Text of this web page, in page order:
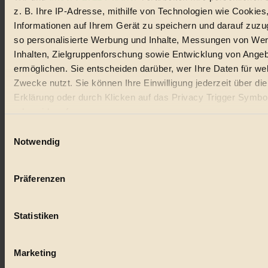
z. B. Ihre IP-Adresse, mithilfe von Technologien wie
Informationen auf Ihrem Gerät zu speichern und darauf
so personalisierte Werbung und Inhalte, Messungen von
Inhalten, Zielgruppenforschung sowie Entwicklung von
ermöglichen. Sie entscheiden darüber, wer Ihre Daten für
Zwecke nutzt. Sie können Ihre Einwilligung jederzeit über
Erklärung oder durch Klicken auf das Privacy Trigger
oder widerrufen
Wenn Sie es erlauben, würden wir auch gerne:
Ihr Gerät durch aktives Scannen nach bestimmten
Erfahren Sie mehr darüber, wie Ihre persönlichen Daten
Notwendig
Präferenzen
Statistiken
Marketing
Natur
kinderbuch
nachhaltig